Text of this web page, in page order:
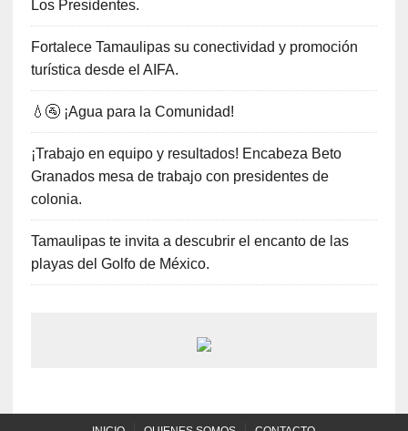
Los Presidentes.
Fortalece Tamaulipas su conectividad y promoción
turística desde el AIFA.
💧🚰 ¡Agua para la Comunidad!
¡Trabajo en equipo y resultados! Encabeza Beto
Granados mesa de trabajo con presidentes de
colonia.
Tamaulipas te invita a descubrir el encanto de las
playas del Golfo de México.